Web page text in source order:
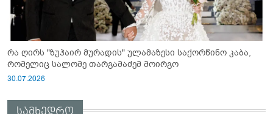
რა ღირს "ზუჰაირ მურადის" ულამაზესი საქორწინო კაბა,
რომელიც სალომე თარგამაძემ მოირგო
30.07.2026
სამხედრო